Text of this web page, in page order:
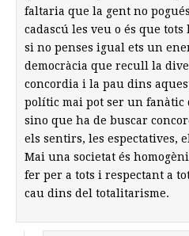
faltaria que la gent no
cadascú les veu o és que
si no penses igual ets un
democràcia que recull la
concordia i la pau dins
polític mai pot ser un fanàtic
sino que ha de buscar
els sentirs, les espectatives,
Mai una societat és
fer per a tots i respectant a
cau dins del totalitarisme.